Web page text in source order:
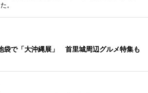
。
袋で「大沖縄展」 首里城周辺グルメ特集も